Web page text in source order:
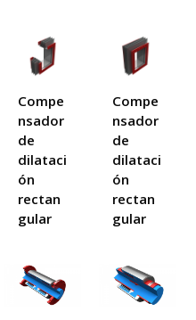
Compe
nsador
de
dilataci
ón
rectan
gular
Compe
nsador
de
dilataci
ón
rectan
gular